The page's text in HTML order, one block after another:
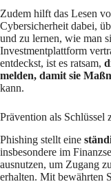
Zudem hilft das Lesen
Cybersicherheit dabei,
und zu lernen, wie man
Investmentplattform
entdeckst, ist es ratsam,
melden, damit sie
kann.​
Prävention als Schlüssel
Phishing stellt eine
insbesondere im
ausnutzen, um Zugang
erhalten. Mit bewährten